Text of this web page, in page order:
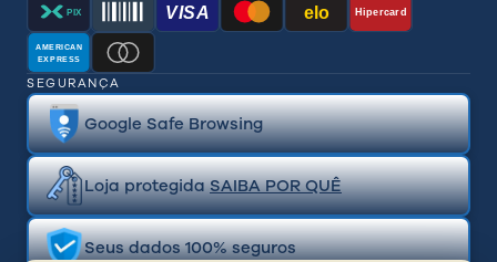
PIX VISA elo Hipercard
AMERICAN
EXPRESS
SEGURANÇA
Google Safe Browsing
Loja protegidaSAIBA POR QUÊ
Seus dados 100% seguros